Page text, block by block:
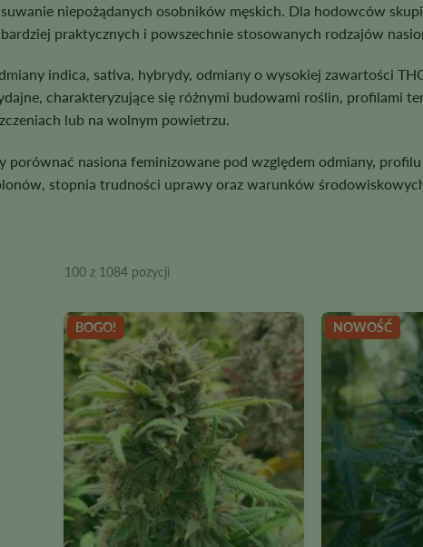
niepożądanych osobników męskich. Dla hodowców
praktycznych i powszechnie stosowanych rodzajów
indica, sativa, hybrydy, odmiany o wysokiej zawartości
charakteryzujące się różnymi budowami roślin, profilami
lub na wolnym powietrzu.
porównać nasiona feminizowane pod względem odmiany,
stopnia trudności uprawy oraz warunków
100 z 1084 pozycji
BOGO! NOWOŚĆ